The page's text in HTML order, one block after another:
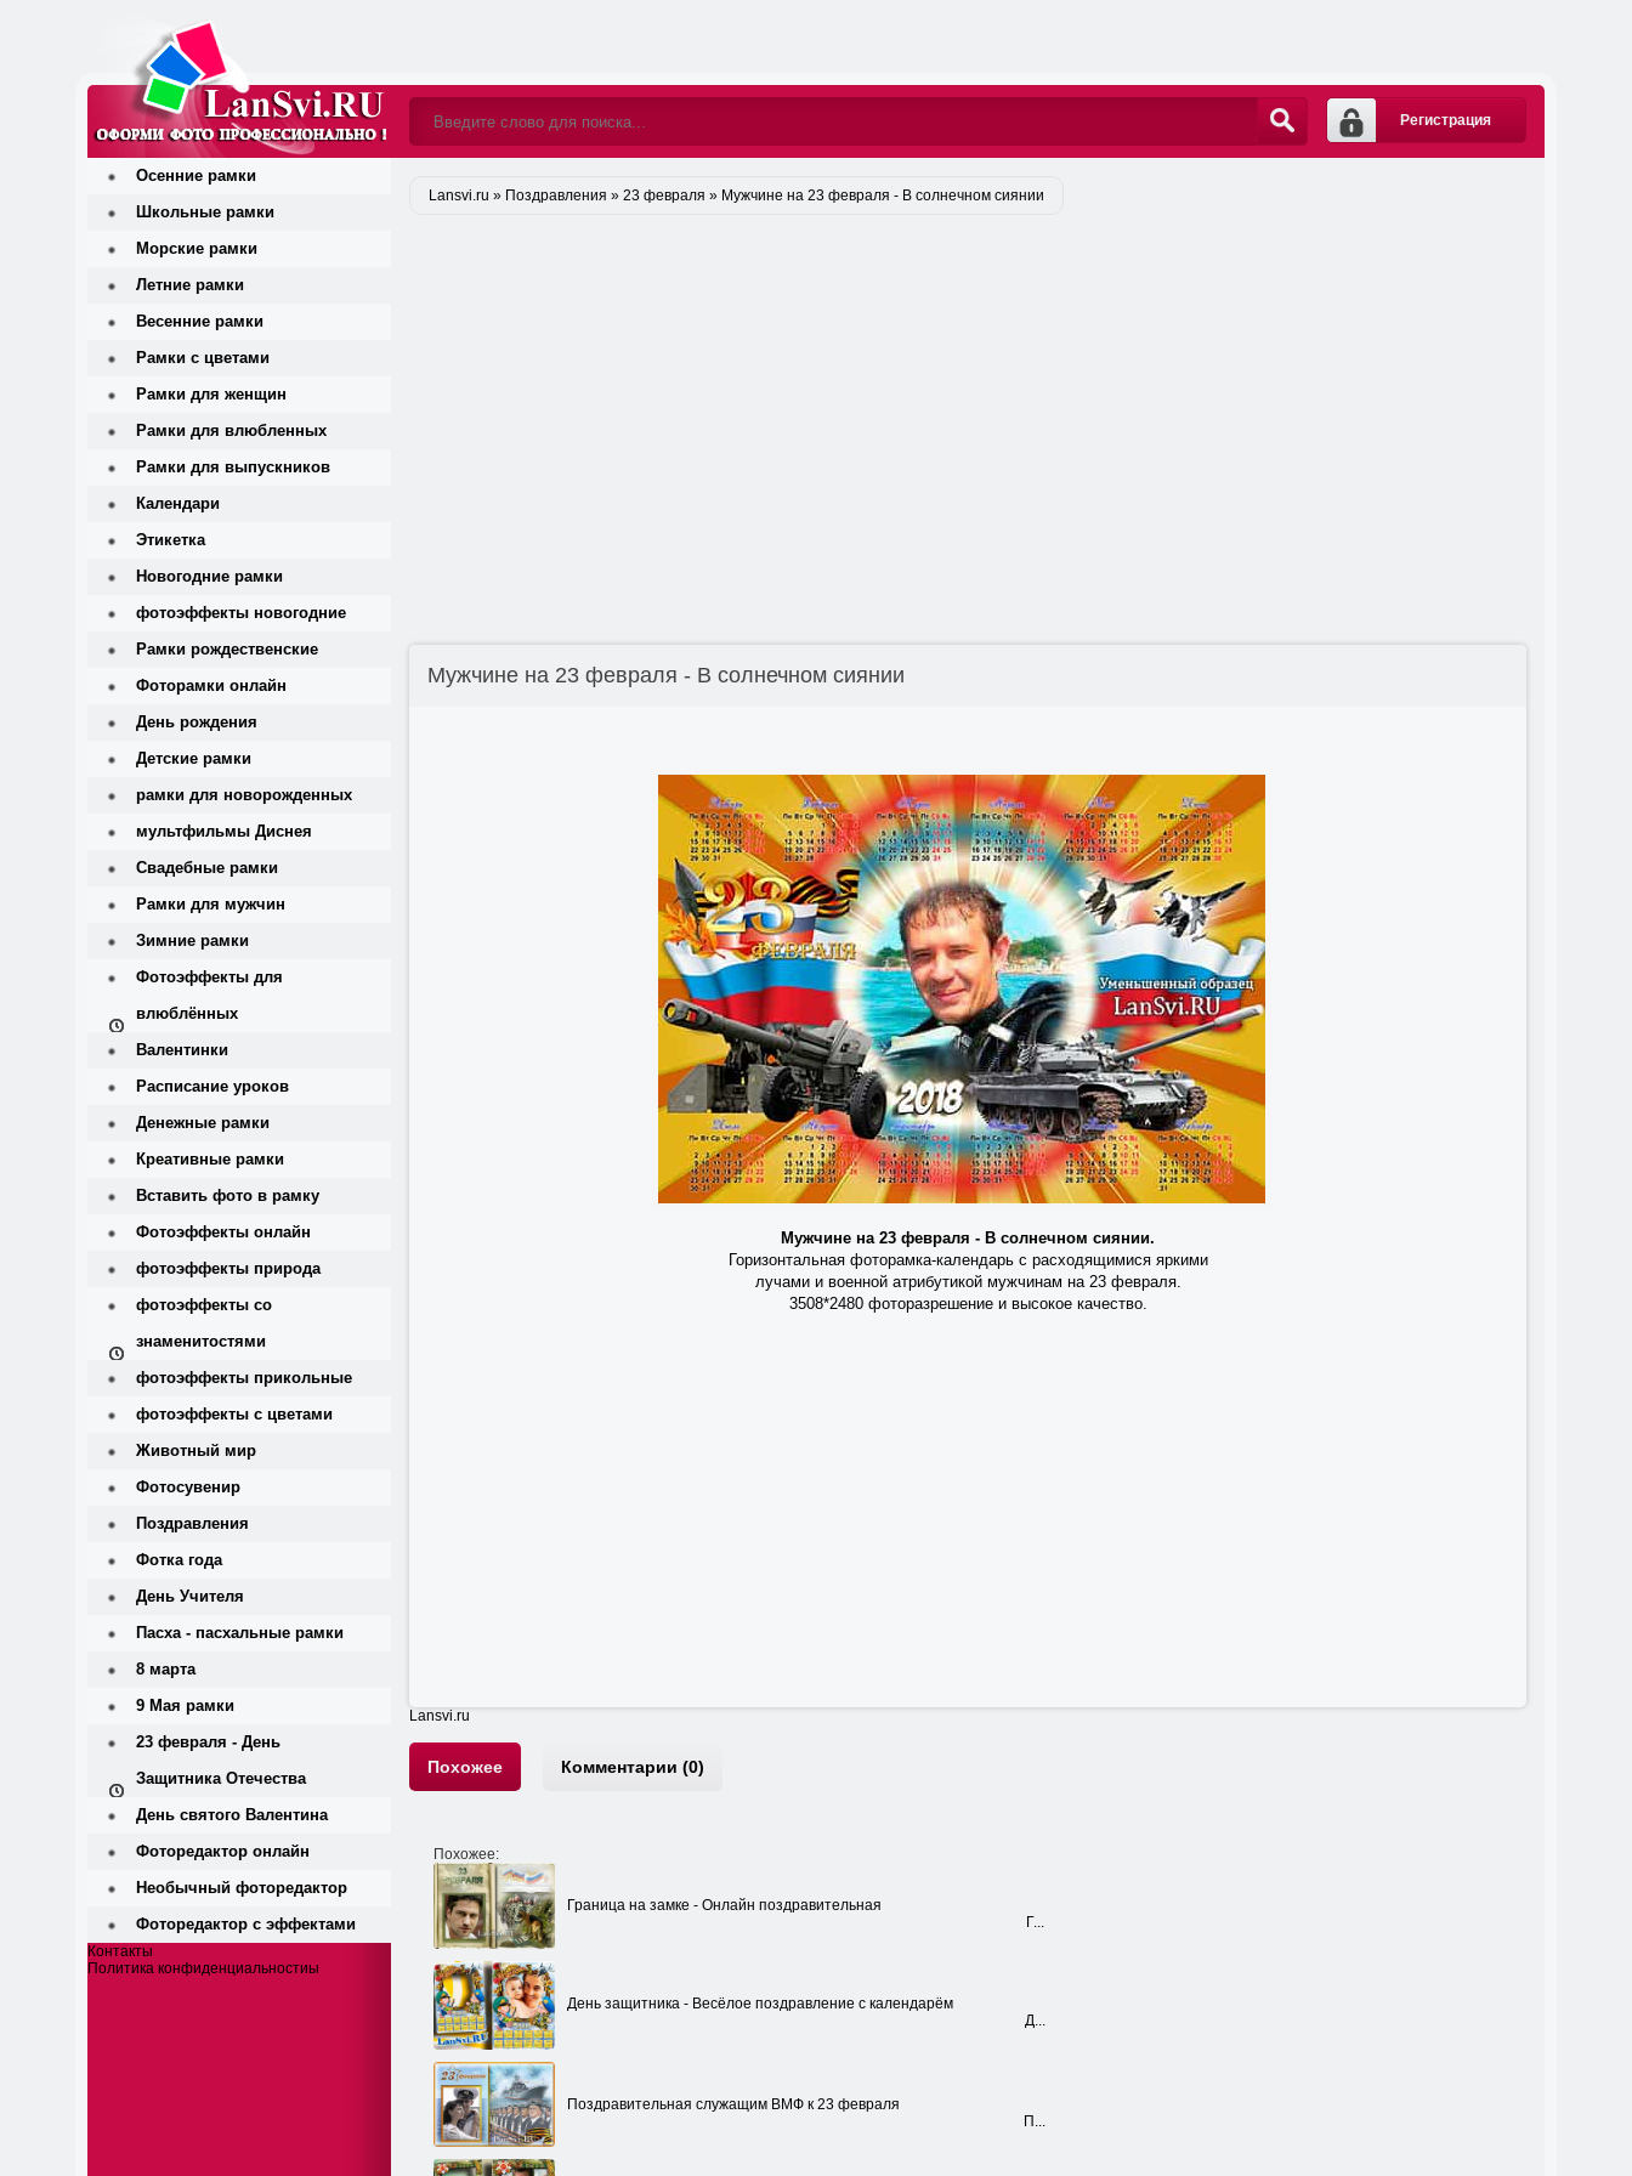
Регистрация
Lansvi.ru » Поздравления » 23 февраля » Мужчине на 23 февраля - В солнечном сиянии
Мужчине на 23 февраля - В солнечном сиянии
Мужчине на 23 февраля - В солнечном сиянии.
Горизонтальная фоторамка-календарь с расходящимися яркими
лучами и военной атрибутикой мужчинам на 23 февраля.
3508*2480 фоторазрешение и высокое качество.
Lansvi.ru
Похожее Комментарии (0)
Похожее:
Граница на замке - Онлайн поздравительная
Г...
День защитника - Весёлое поздравление с календарём
Д...
Поздравительная служащим ВМФ к 23 февраля
П...
Осенние рамки
Школьные рамки
Морские рамки
Летние рамки
Весенние рамки
Рамки с цветами
Рамки для женщин
Рамки для влюбленных
Рамки для выпускников
Календари
Этикетка
Новогодние рамки
фотоэффекты новогодние
Рамки рождественские
Фоторамки онлайн
День рождения
Детские рамки
рамки для новорожденных
мультфильмы Диснея
Свадебные рамки
Рамки для мужчин
Зимние рамки
Фотоэффекты для
влюблённых
Валентинки
Расписание уроков
Денежные рамки
Креативные рамки
Вставить фото в рамку
Фотоэффекты онлайн
фотоэффекты природа
фотоэффекты со
знаменитостями
фотоэффекты прикольные
фотоэффекты с цветами
Животный мир
Фотосувенир
Поздравления
Фотка года
День Учителя
Пасха - пасхальные рамки
8 марта
9 Мая рамки
23 февраля - День
Защитника Отечества
День святого Валентина
Фоторедактор онлайн
Необычный фоторедактор
Фоторедактор с эффектами
Контакты
Политика конфиденциальностиы